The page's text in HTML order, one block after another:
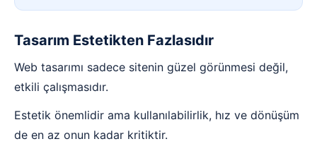
Tasarım Estetikten Fazlasıdır
Web tasarımı sadece sitenin güzel görünmesi değil,
etkili çalışmasıdır.
Estetik önemlidir ama kullanılabilirlik, hız ve dönüşüm
de en az onun kadar kritiktir.